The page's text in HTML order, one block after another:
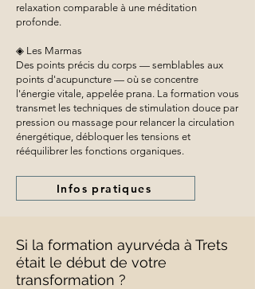
relaxation comparable à une méditation
profonde.
◈ Les Marmas
Des points précis du corps — semblables aux
points d'acupuncture — où se concentre
l'énergie vitale, appelée prana. La formation vous
transmet les techniques de stimulation douce par
pression ou massage pour relancer la circulation
énergétique, débloquer les tensions et
rééquilibrer les fonctions organiques.
Infos pratiques
Si la formation ayurvéda à Trets
était le début de votre
transformation ?